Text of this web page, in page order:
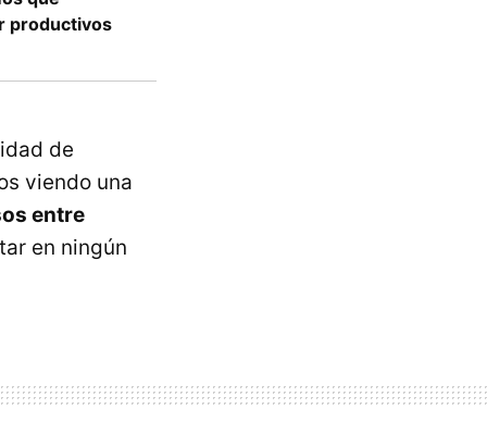
productivos
de
viendo una
entre
en ningún